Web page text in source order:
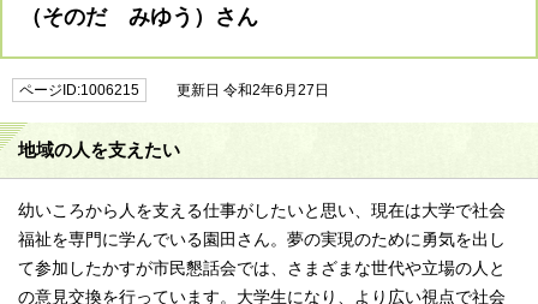
（そのだ みゆう）さん
ページID:1006215 更新日 令和2年6月27日
地域の人を支えたい
幼いころから人を支える仕事がしたいと思い、現在は大学で社会
福祉を専門に学んでいる園田さん。夢の実現のために勇気を出し
て参加したかすが市民懇話会では、さまざまな世代や立場の人と
の意見交換を行っています。大学生になり、より広い視点で社会